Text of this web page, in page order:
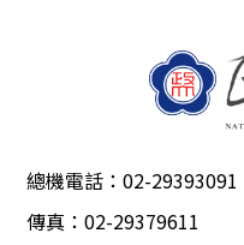
總機電話：02-29393091
傳真：02-29379611